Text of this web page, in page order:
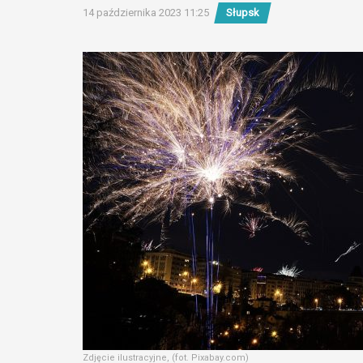
14 października 2023 11:25 Słupsk
Zdjęcie ilustracyjne, (fot. Pixabay.com)